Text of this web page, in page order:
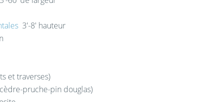
3′-8′ hauteur
et traverses)
pruche-pin douglas)